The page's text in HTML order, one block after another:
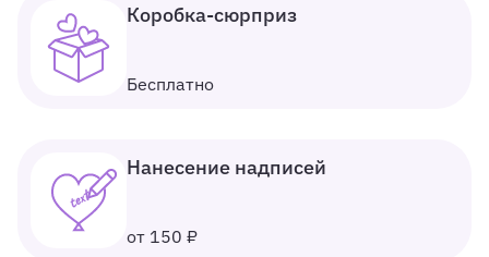
Коробка-сюрприз
Бесплатно
Нанесение надписей
от 150 ₽